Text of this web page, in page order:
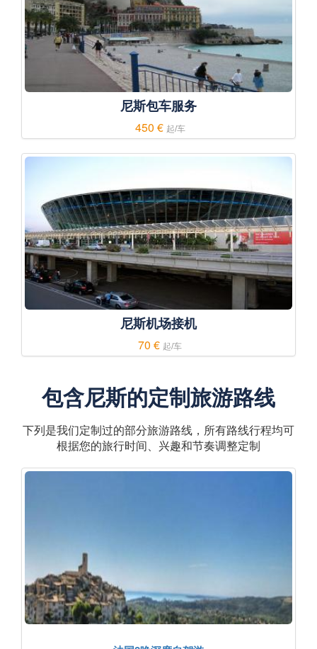
尼斯包车服务
450 € 起/车
尼斯机场接机
70 € 起/车
包含尼斯的定制旅游路线
下列是我们定制过的部分旅游路线，所有路线行程均可
根据您的旅行时间、兴趣和节奏调整定制